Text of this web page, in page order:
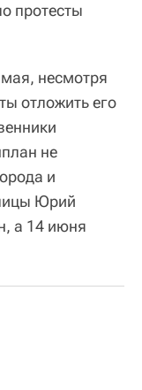
протесты
несмотря
отложить его
не
и
Юрий
а 14 июня